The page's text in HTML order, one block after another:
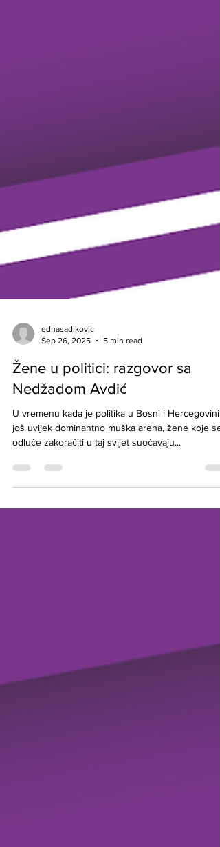
Sep 26, 2025
5 min read
Žene u politici: razgovor sa
Nedžadom Avdić
U vremenu kada je politika u Bosni i Hercegovini
još uvijek dominantno muška arena, žene koje se
odluče zakoračiti u taj svijet suočavaju...